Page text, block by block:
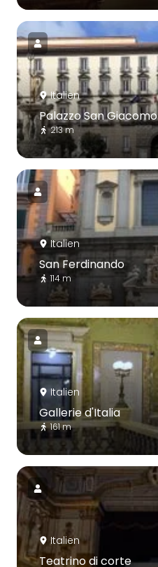
Italien
Palazzo San Giacomo
213 m
Italien
San Ferdinando
114 m
Italien
Gallerie d'Italia
161 m
Italien
Teatrino di corte